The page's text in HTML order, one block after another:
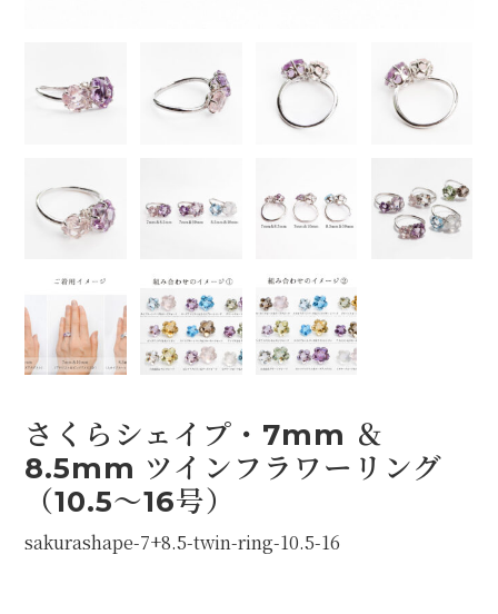
NEWS
FAQ
さくらシェイプ・7mm ＆
8.5mm ツインフラワーリング
（10.5〜16号）
sakurashape-7+8.5-twin-ring-10.5-16